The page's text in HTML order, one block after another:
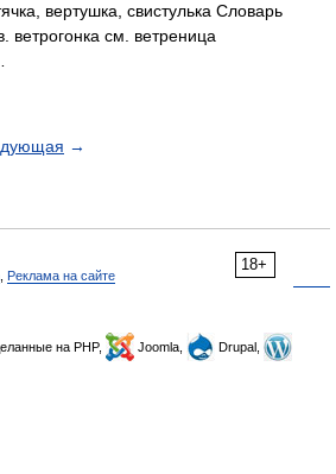
вертушка, свистулька Словарь
ветрогонка см. ветреница
→
18+
Реклама на сайте
на PHP, Joomla,
Drupal,